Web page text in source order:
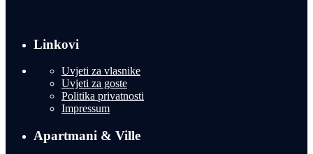
Linkovi
Uvjeti za vlasnike
Uvjeti za goste
Politika privatnosti
Impressum
Apartmani & Ville